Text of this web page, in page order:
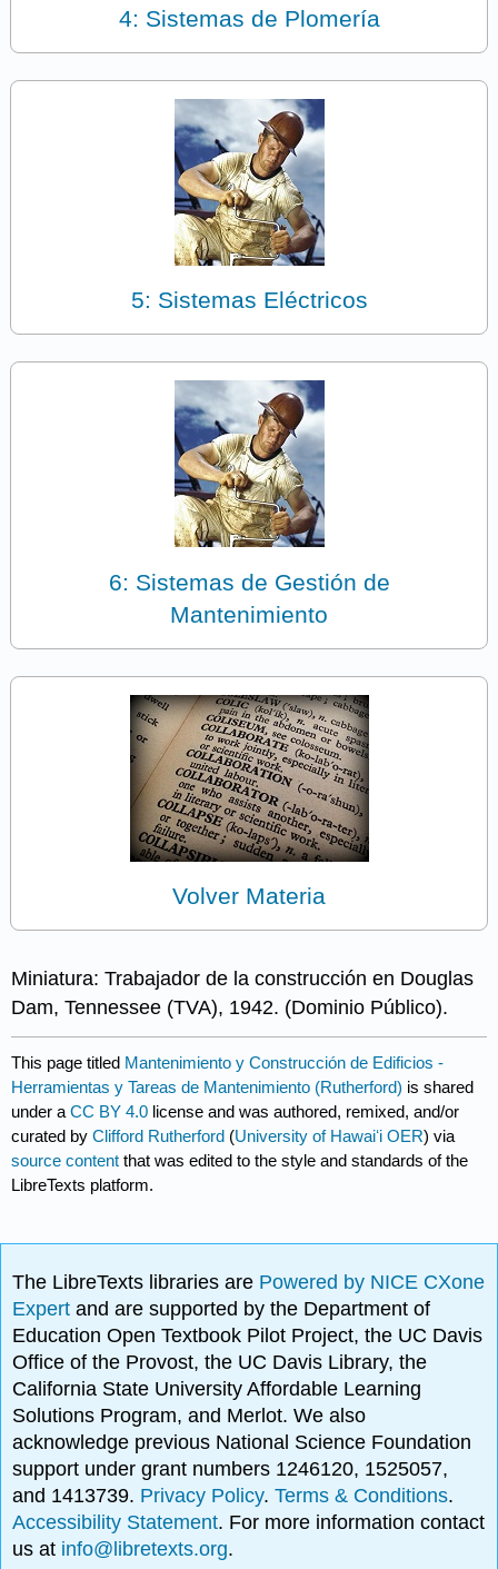
4: Sistemas de Plomería
5: Sistemas Eléctricos
6: Sistemas de Gestión de
Mantenimiento
Volver Materia
Miniatura: Trabajador de la construcción en Douglas
Dam, Tennessee (TVA), 1942. (Dominio Público).
This page titled Mantenimiento y Construcción de Edificios -
Herramientas y Tareas de Mantenimiento (Rutherford) is shared
under aCC BY 4.0 license and was authored, remixed, and/or
curated byClifford Rutherford (University of Hawaiʻi OER) via
source content that was edited to the style and standards of the
LibreTexts platform.
The LibreTexts libraries are Powered by NICE CXone
Expertand are supported by the Department of
Education Open Textbook Pilot Project, the UC Davis
Office of the Provost, the UC Davis Library, the
California State University Affordable Learning
Solutions Program, and Merlot. We also
acknowledge previous National Science Foundation
support under grant numbers 1246120, 1525057,
and 1413739. Privacy Policy.Terms & Conditions.
Accessibility Statement. For more information contact
us at info@libretexts.org.